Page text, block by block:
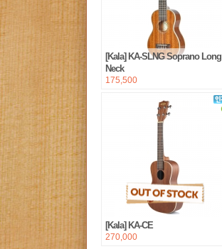
[Kala] KA-SLNG Soprano Long
Neck
175,500
[Kala] KA-CE
270,000